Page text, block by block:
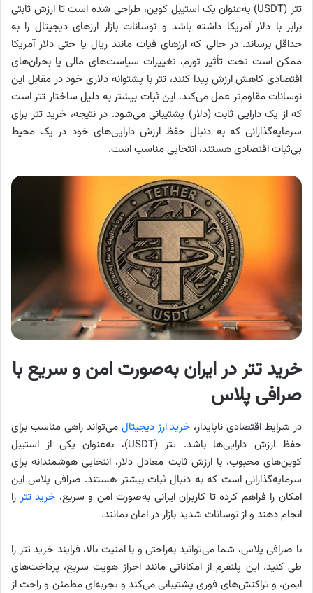
تتر (USDT) به‌عنوان یک استیبل کوین، طراحی شده است تا ارزش ثابتی
برابر با دلار آمریکا داشته باشد و نوسانات بازار ارزهای دیجیتال را به
حداقل برساند. در حالی که ارزهای فیات مانند ریال یا حتی دلار آمریکا
ممکن است تحت تأثیر تورم، تغییرات سیاست‌های مالی یا بحران‌های
اقتصادی کاهش ارزش پیدا کنند، تتر با پشتوانه‌ دلاری خود در مقابل این
نوسانات مقاوم‌تر عمل می‌کند. این ثبات بیشتر به دلیل ساختار تتر است
که از یک دارایی ثابت (دلار) پشتیبانی می‌شود. در نتیجه، خرید تتر برای
سرمایه‌گذارانی که به دنبال حفظ ارزش دارایی‌های خود در یک محیط
بی‌ثبات اقتصادی هستند، انتخابی مناسب است.
خرید تتر در ایران به‌صورت امن و سریع با
صرافی پلاس
در شرایط اقتصادی ناپایدار، خرید ارز دیجیتال می‌تواند راهی مناسب برای
حفظ ارزش دارایی‌ها باشد. تتر (USDT)، به‌عنوان یکی از استیبل
کوین‌های محبوب، با ارزش ثابت معادل دلار، انتخابی هوشمندانه برای
سرمایه‌گذارانی است که به دنبال ثبات بیشتر هستند. صرافی پلاس این
امکان را فراهم کرده تا کاربران ایرانی به‌صورت امن و سریع، خرید تتر را
انجام دهند و از نوسانات شدید بازار در امان بمانند.
با صرافی پلاس، شما می‌توانید به‌راحتی و با امنیت بالا، فرایند خرید تتر را
طی کنید. این پلتفرم از امکاناتی مانند احراز هویت سریع، پرداخت‌های
ایمن، و تراکنش‌های فوری پشتیبانی می‌کند و تجربه‌ای مطمئن و راحت از